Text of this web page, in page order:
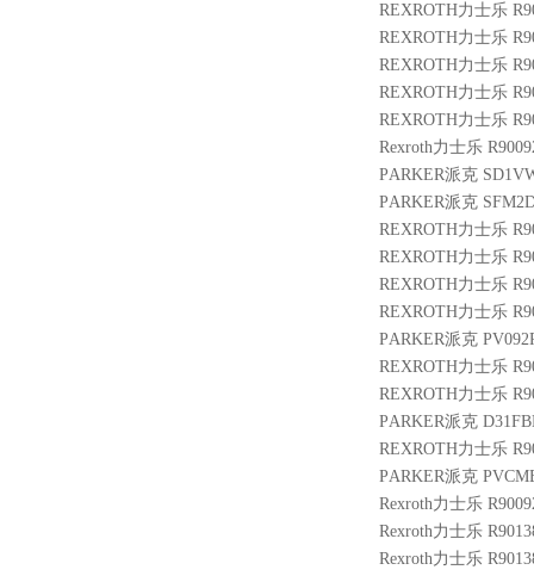
REXROTH力士乐
REXROTH力士乐
REXROTH力士乐
REXROTH力士乐
REXROTH力士乐
Rexroth力士乐
PARKER派克
PARKER派克
REXROTH力士乐
REXROTH力士乐
REXROTH力士乐
REXROTH力士乐
PARKER派克
REXROTH力士乐
REXROTH力士乐
PARKER派克
REXROTH力士乐
PARKER派克
Rexroth力士乐
Rexroth力士乐
Rexroth力士乐